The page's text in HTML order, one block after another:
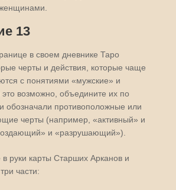
13
в своем дневнике Таро
черты и действия, которые чаще
с понятиями «мужские» и
возможно, объедините их по
обозначали противоположные или
черты (например, «активный» и
и «разрушающий»).
в руки карты Старших Арканов и
части: